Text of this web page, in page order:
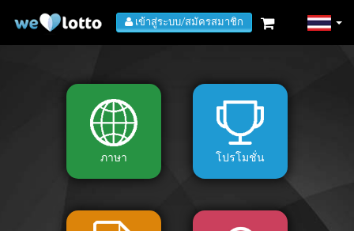
เข้าสู่ระบบ/สมัครสมาชิก
ภาษา โปรโมชั่น